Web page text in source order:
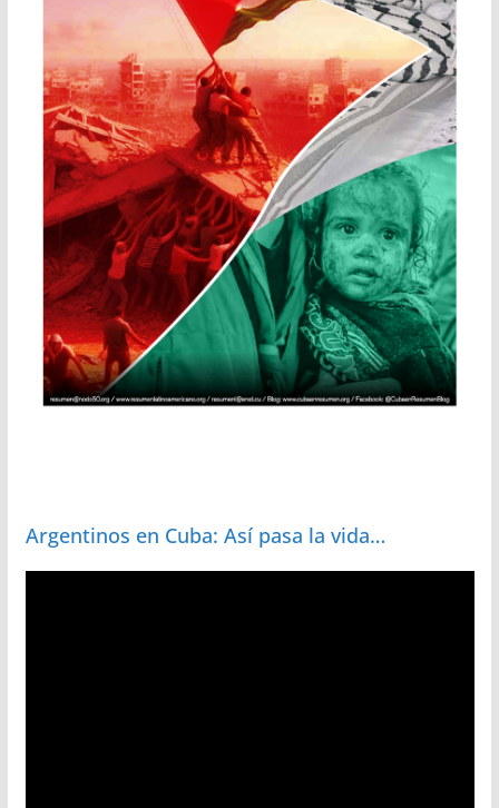
Argentinos en Cuba: Así pasa la vida…